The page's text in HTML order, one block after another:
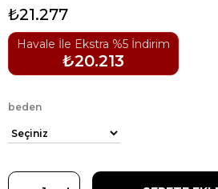
₺21.277
Havale İle Ekstra %5 İndirim
₺20.213
beden